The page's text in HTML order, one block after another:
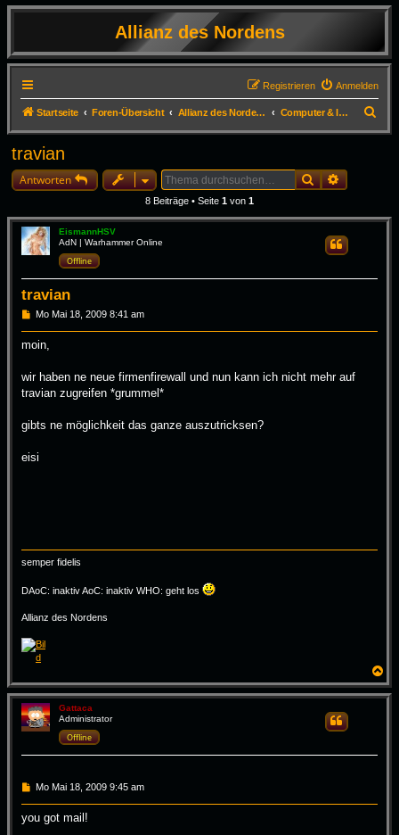
Allianz des Nordens
Anmelden
Registrieren
Startseite Foren-Übersicht Allianz des Nordens - die sonstigen Foren Computer & Internet
u
travian
Antworten SucheErweiterte
8 Beiträge • Seite 1 von 1
EismannHSV
AdN | Warhammer Online
Offline
travian
Zitieren
B
t
g
Mo Mai 18, 2009 8:41 am
moin,
wir haben ne neue firmenfirewall und nun kann ich nicht mehr auf
travian zugreifen *grummel*
gibts ne möglichkeit das ganze auszutricksen?
eisi
semper fidelis
DAoC: inaktiv AoC: inaktiv WHO: geht los
Allianz des Nordens
a
c
Gattaca
Administrator
Offline
Zitieren
B
t
Mo Mai 18, 2009 9:45 am
you got mail!